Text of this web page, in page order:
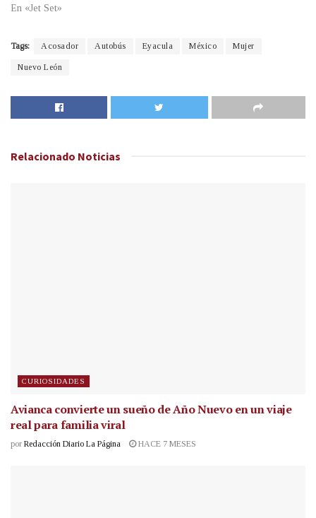
En «Jet Set»
Tags: Acosador Autobús Eyacula México Mujer
Nuevo León
Relacionado Noticias
CURIOSIDADES
Avianca convierte un sueño de Año Nuevo en un viaje
real para familia viral
por Redacción Diario La Página HACE 7 MESES